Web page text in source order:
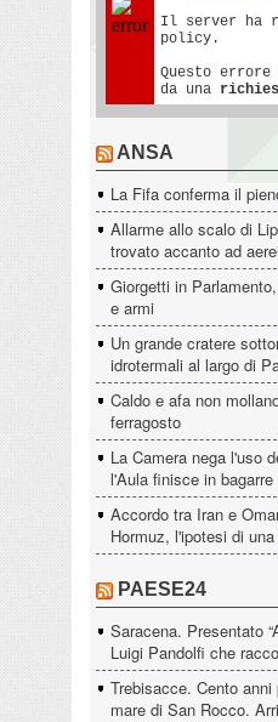
ANSA
La Fifa conferma il
Allarme allo scalo di
trovato accanto ad
Giorgetti in
e armi
Un grande cratere
idrotermali al largo di
Caldo e afa non
ferragosto
La Camera nega l'uso
l'Aula finisce in bagarre
Accordo tra Iran e
Hormuz, l'ipotesi di
PAESE24
Saracena. Presentato
Luigi Pandolfi che
Trebisacce. Cento
mare di San Rocco.